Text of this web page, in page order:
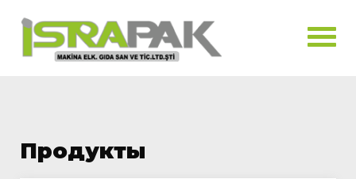
Продукты